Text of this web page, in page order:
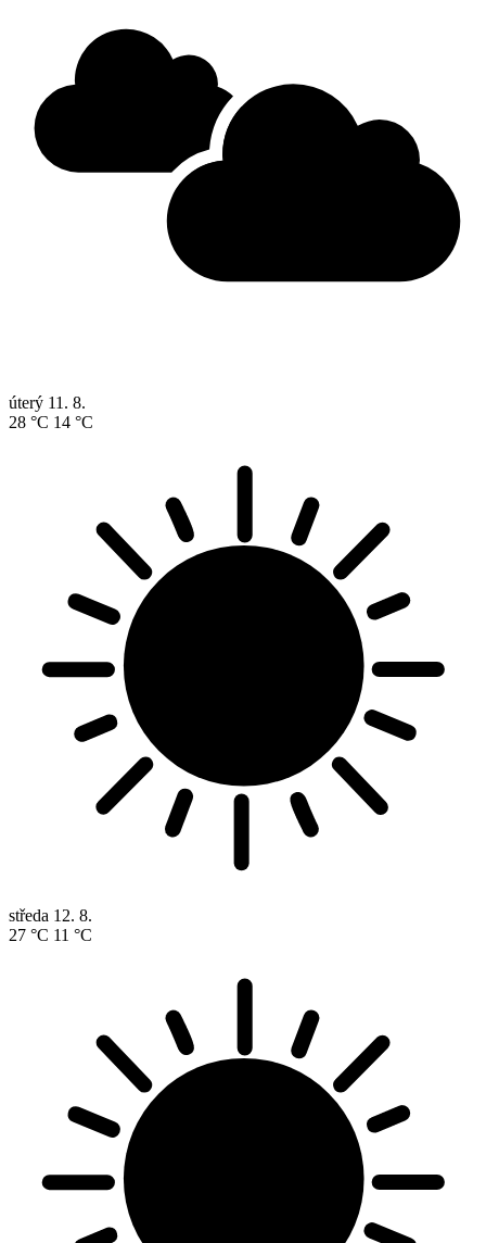
úterý 11. 8.
28 °C 14 °C
středa 12. 8.
27 °C 11 °C